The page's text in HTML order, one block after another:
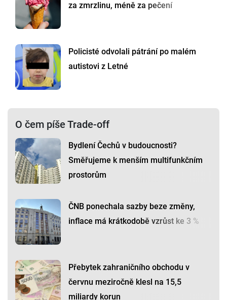
za zmrzlinu, méně za pečení
Policisté odvolali pátrání po malém
autistovi z Letné
O čem píše Trade-off
Bydlení Čechů v budoucnosti?
Směřujeme k menším multifunkčním
prostorům
ČNB ponechala sazby beze změny,
inflace má krátkodobě vzrůst ke 3 %
Přebytek zahraničního obchodu v
červnu meziročně klesl na 15,5
miliardy korun